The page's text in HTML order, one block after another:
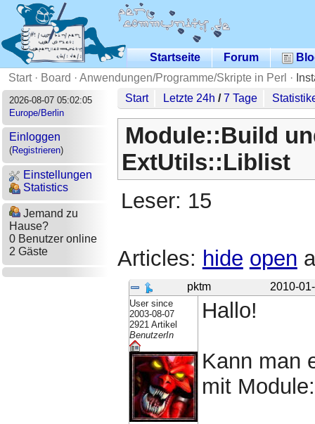
Startseite Forum
Start· Board · Anwendungen/Programme/Skripte in Perl ·
2026-08-07 05:02:05
Europe/Berlin
Einloggen
(Registrieren)
Einstellungen
Statistics
Jemand zu
Hause?
0 Benutzer online
2 Gäste
Start Letzte 24h /7 Tage
Module::Build
ExtUtils::Liblist
Leser: 15
Articles: hide open
pktm 2010-
User since
2003-08-07
2921 Artikel
BenutzerIn
Hallo!
Kann man
mit